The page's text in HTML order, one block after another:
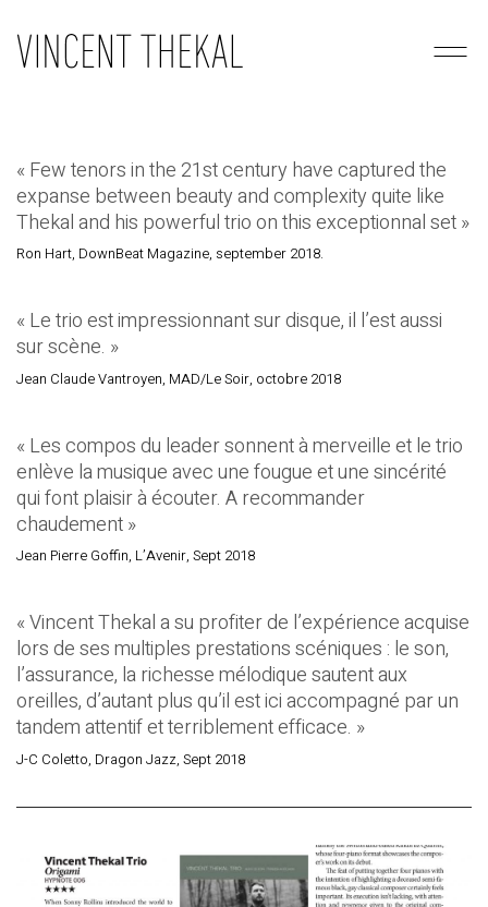
« Few tenors in the 21st century have captured the
expanse between beauty and complexity quite like
Thekal and his powerful trio on this exceptionnal set »
Ron Hart, DownBeat Magazine, september 2018.
« Le trio est impressionnant sur disque, il l’est aussi
sur scène. »
Jean Claude Vantroyen, MAD/Le Soir, octobre 2018
« Les compos du leader sonnent à merveille et le trio
enlève la musique avec une fougue et une sincérité
qui font plaisir à écouter. A recommander
chaudement »
Jean Pierre Goffin, L’Avenir, Sept 2018
« Vincent Thekal a su profiter de l’expérience acquise
lors de ses multiples prestations scéniques : le son,
l’assurance, la richesse mélodique sautent aux
oreilles, d’autant plus qu’il est ici accompagné par un
tandem attentif et terriblement efficace. »
J-C Coletto, Dragon Jazz, Sept 2018